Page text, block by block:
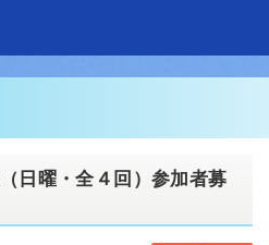
日曜・全４回）参加者募